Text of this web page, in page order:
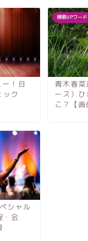
！日
ク
検索UPワード
青木春菜
ース）
こ？【画
シャル
・会